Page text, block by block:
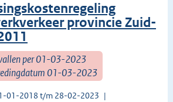
provincie Zuid-
per 01-03-2023
01-03-2023
01-2018 t/m 28-02-2023